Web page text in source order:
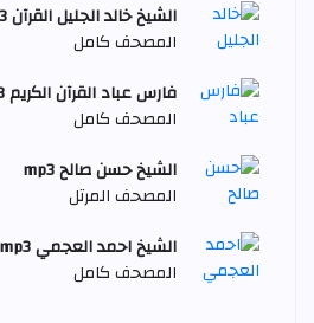
الشيخ خالد الجليل القرآن mp3
المصحف كامل
فارس عباد القرآن الكريم mp3
المصحف كامل
الشيخ حسن صالح mp3
المصحف المرتل
الشيخ احمد العجمي mp3
المصحف كامل